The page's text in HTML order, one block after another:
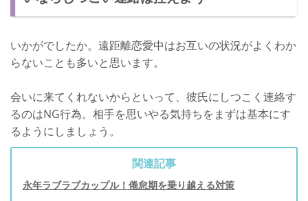
いかがでしたか。遠距離恋愛中はお互いの状況がよくわか
らないことも多いと思います。
会いに来てくれないからといって、彼氏にしつこく連絡す
るのはNG行為。相手を思いやる気持ちをまずは基本にす
るようにしましょう。
関連記事
永年ラブラブカップル！倦怠期を乗り越える対策